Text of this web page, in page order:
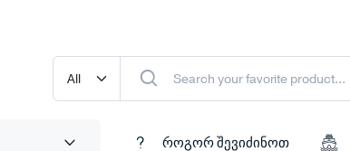
როგორ შევიძინოთ